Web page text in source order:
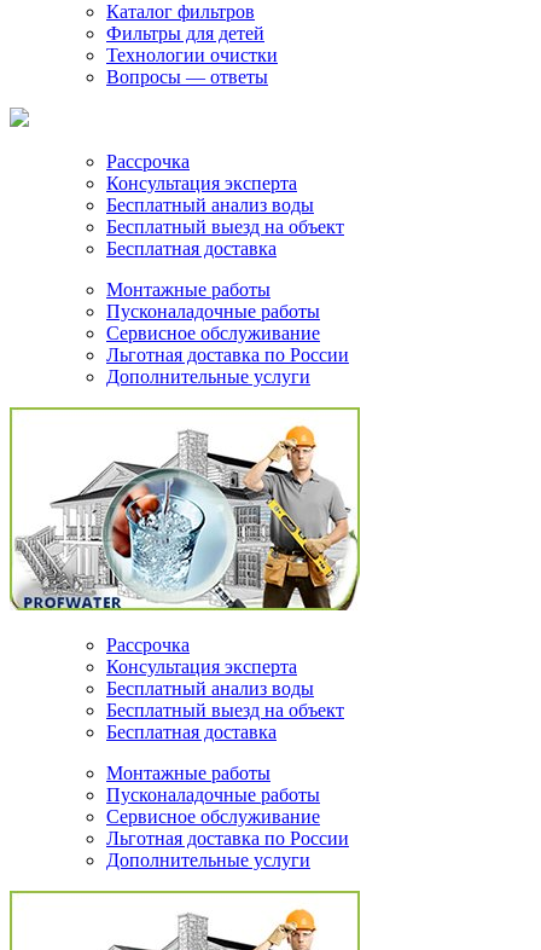
Каталог фильтров
Фильтры для детей
Технологии очистки
Вопросы — ответы
Рассрочка
Консультация эксперта
Бесплатный анализ воды
Бесплатный выезд на объект
Бесплатная доставка
Монтажные работы
Пусконаладочные работы
Сервисное обслуживание
Льготная доставка по России
Дополнительные услуги
Рассрочка
Консультация эксперта
Бесплатный анализ воды
Бесплатный выезд на объект
Бесплатная доставка
Монтажные работы
Пусконаладочные работы
Сервисное обслуживание
Льготная доставка по России
Дополнительные услуги